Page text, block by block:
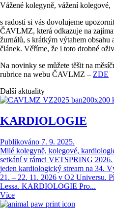
Vážené kolegyně, vážení kolegové,
s radostí si vás dovolujeme
ČAVLMZ, která odkazuje na
žurnálů, s krátkým výtahem obsahu
článek. Věříme, že i toto drobné
Na novinky se můžete těšit na
rubrice na webu ČAVLMZ – ZDE
Další aktuality
KARDIOLOGIE
Publikováno 7. 9. 2025.
Milé kolegyně, kolegové,
setkání v rámci VETSPRING 2026.
jeden kardiologický stream na 34.
21. – 22. 11. 2026 v O2 Universu.
Lessa. KARDIOLOGIE Pro...
Více